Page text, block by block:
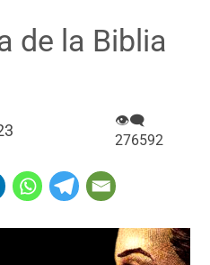
de la Biblia
👁‍🗨
276592